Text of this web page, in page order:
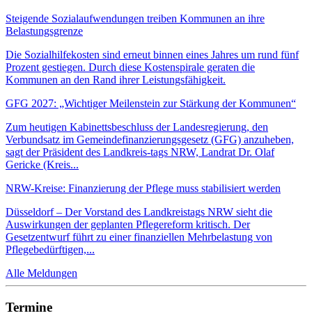
Steigende Sozialaufwendungen treiben Kommunen an ihre
Belastungsgrenze
Die Sozialhilfekosten sind erneut binnen eines Jahres um rund fünf
Prozent gestiegen. Durch diese Kostenspirale geraten die
Kommunen an den Rand ihrer Leistungsfähigkeit.
GFG 2027: „Wichtiger Meilenstein zur Stärkung der Kommunen“
Zum heutigen Kabinettsbeschluss der Landesregierung, den
Verbundsatz im Gemeindefinanzierungsgesetz (GFG) anzuheben,
sagt der Präsident des Landkreis-tags NRW, Landrat Dr. Olaf
Gericke (Kreis...
NRW-Kreise: Finanzierung der Pflege muss stabilisiert werden
Düsseldorf – Der Vorstand des Landkreistags NRW sieht die
Auswirkungen der geplanten Pflegereform kritisch. Der
Gesetzentwurf führt zu einer finanziellen Mehrbelastung von
Pflegebedürftigen,...
Alle Meldungen
Termine